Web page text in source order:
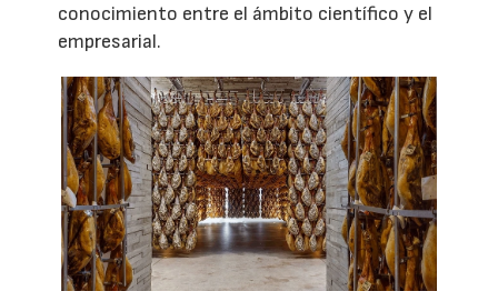
conocimiento entre el ámbito científico y el
empresarial.